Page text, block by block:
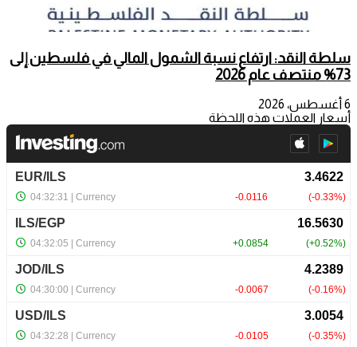
سلطة النقد: ارتفاع نسبة الشمول المالي في فلسطين إلى
73% منتصف عام 2026
6 أغسطس، 2026
أسعار العملات هذه اللحظة